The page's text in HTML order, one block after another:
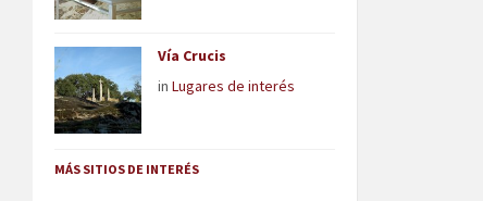
Vía Crucis
in Lugares de interés
MÁS SITIOS DE INTERÉS